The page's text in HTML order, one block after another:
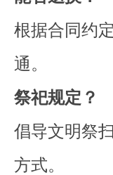
根据合同约
通。
祭祀规定？
倡导文明祭
方式。